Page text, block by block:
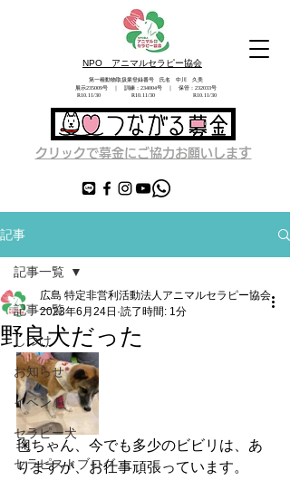
NPO アニマルセラピー協会
第一種動物取扱業登録番号 氏名 中川 久美
展示235009号 ｜ 訓練：234004号 ｜ 保管：232033号
​ R10.11/30 R10.11/30 R10.11/30
クリックで募金にご協力お願いします
記事
記事一覧
しつけ
お知らせ
イベント
セラピー犬
セラピストブログ
記事一覧
野良犬だった
広島 特定非営利活動法人アニマルセラピー協会
2023年6月24日 読了時間: 1分
毱ちゃん、今でも多少のビビリは、あ
りますが、お仕事頑張っています。